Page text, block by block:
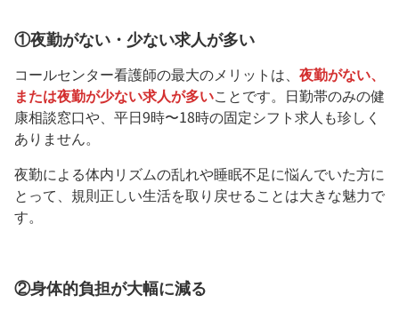
①夜勤がない・少ない求人が多い
コールセンター看護師の最大のメリットは、 夜勤がない、
または夜勤が少ない求人が多いことです。日勤帯のみの健
康相談窓口や、平日9時〜18時の固定シフト求人も珍しく
ありません。
夜勤による体内リズムの乱れや睡眠不足に悩んでいた方に
とって、規則正しい生活を取り戻せることは大きな魅力で
す。
②身体的負担が大幅に減る